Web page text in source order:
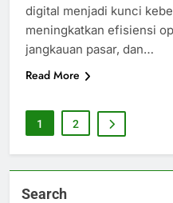
digital menjadi kunci
meningkatkan efisiensi
jangkauan pasar, dan…
Read More
1 2
Search